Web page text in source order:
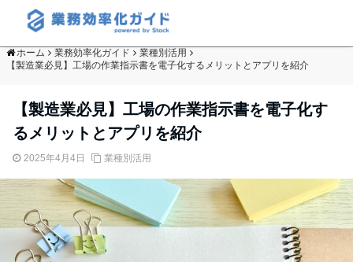
ホーム 業務効率化ガイド
業種別活用
【製造業必見】工場の作業指示書を電子化するメリットとアプリを紹介
【製造業必見】工場の作業指示書を電子化す
るメリットとアプリを紹介
2025年4月4日 業種別活用